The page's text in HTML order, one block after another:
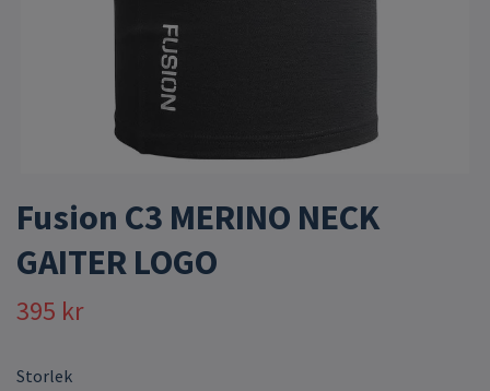
Fusion C3 MERINO NECK
GAITER LOGO
395 kr
Storlek